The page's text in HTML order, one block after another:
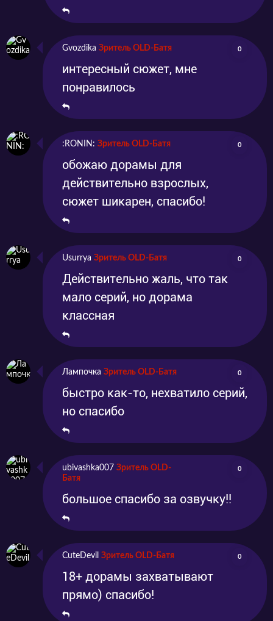
Gvozdika Зритель OLD-Батя 0
интересный сюжет, мне
понравилось
:RONIN: Зритель OLD-Батя 0
обожаю дорамы для
действительно взрослых,
сюжет шикарен, спасибо!
Usurrya Зритель OLD-Батя 0
Действительно жаль, что так
мало серий, но дорама
классная
Лампочка Зритель OLD-Батя 0
быстро как-то, нехватило серий,
но спасибо
ubivashka007 Зритель OLD-
Батя
0
большое спасибо за озвучку!!
CuteDevil Зритель OLD-Батя 0
18+ дорамы захватывают
прямо) спасибо!